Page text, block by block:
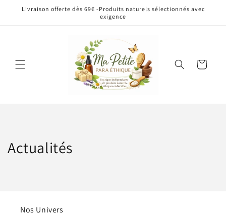
passer
Livraison offerte dès 69€ -Produits naturels sélectionnés avec
exigence
Panier
Actualités
Nos Univers